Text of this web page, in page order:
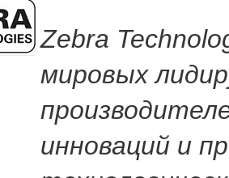
Zebra
мировых
инноваций и